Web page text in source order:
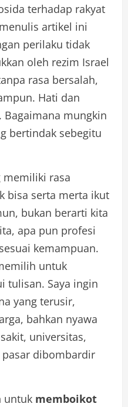
terhadap rakyat
artikel ini
perilaku tidak
oleh rezim Israel
rasa bersalah,
Hati dan
Bagaimana mungkin
bertindak sebegitu
memiliki rasa
bisa serta merta ikut
bukan berarti kita
apa pun profesi
kemampuan.
untuk
tulisan. Saya ingin
yang terusir,
bahkan nyawa
universitas,
dibombardir
untuk memboikot